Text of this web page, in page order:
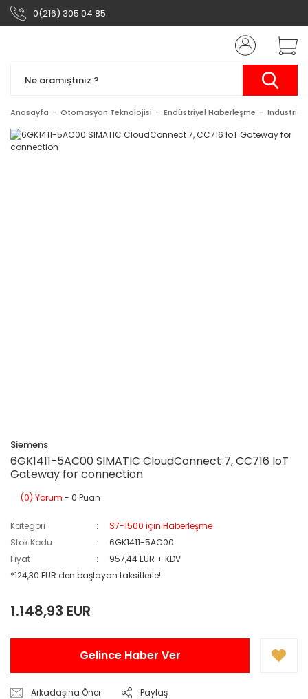
0(216) 305 04 85
Anasayfa Otomasyon Teknolojisi Endüstriyel Haberleşme Industrial
Siemens
6GK1411-5AC00 SIMATIC CloudConnect 7, CC716 IoT
Gateway for connection
(0) Yorum - 0 Puan
Kategori
S7-1500 için Haberleşme
Stok Kodu
6GK1411-5AC00
Fiyat
957,44 EUR + KDV
*124,30 EUR den başlayan taksitlerle!
1.148,93 EUR
Gelince Haber Ver
Arkadaşına Öner Paylaş